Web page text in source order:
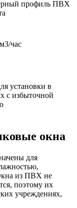
профиль ПВХ
час
установки в
с избыточной
окна
для
из ПВХ не
поэтому их
учреждениях,